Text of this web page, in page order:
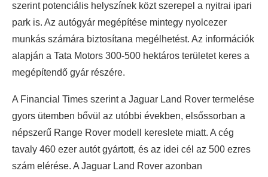
szerint potenciális helyszínek közt szerepel a nyitrai ipari
park is. Az autógyár megépítése mintegy nyolcezer
munkás számára biztosítana megélhetést. Az információk
alapján a Tata Motors 300-500 hektáros területet keres a
megépítendő gyár részére.
A Financial Times szerint a Jaguar Land Rover termelése
gyors ütemben bővül az utóbbi években, elsőssorban a
népszerű Range Rover modell kereslete miatt. A cég
tavaly 460 ezer autót gyártott, és az idei cél az 500 ezres
szám elérése. A Jaguar Land Rover azonban